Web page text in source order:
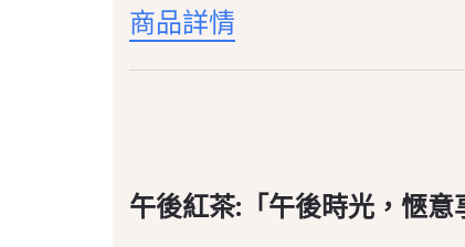
商品詳情
午後紅茶:「午後時光，愜